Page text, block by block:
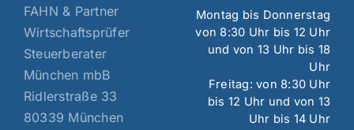
FAHN & Partner
Wirtschaftsprüfer
Steuerberater
München mbB
Ridlerstraße 33
80339 München
Montag bis Donnerstag
von 8:30 Uhr bis 12 Uhr
und von 13 Uhr bis 18
Uhr
Freitag: von 8:30 Uhr
bis 12 Uhr und von 13
Uhr bis 14 Uhr